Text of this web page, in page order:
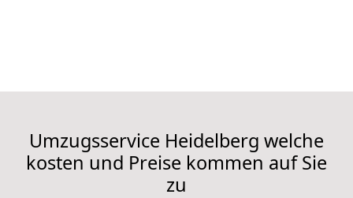
Umzugsservice Heidelberg welche
kosten und Preise kommen auf Sie
zu